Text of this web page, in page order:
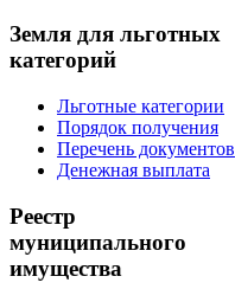
Земля для льготных
категорий
Льготные категории
Порядок получения
Перечень документов
Денежная выплата
Реестр
муниципального
имущества